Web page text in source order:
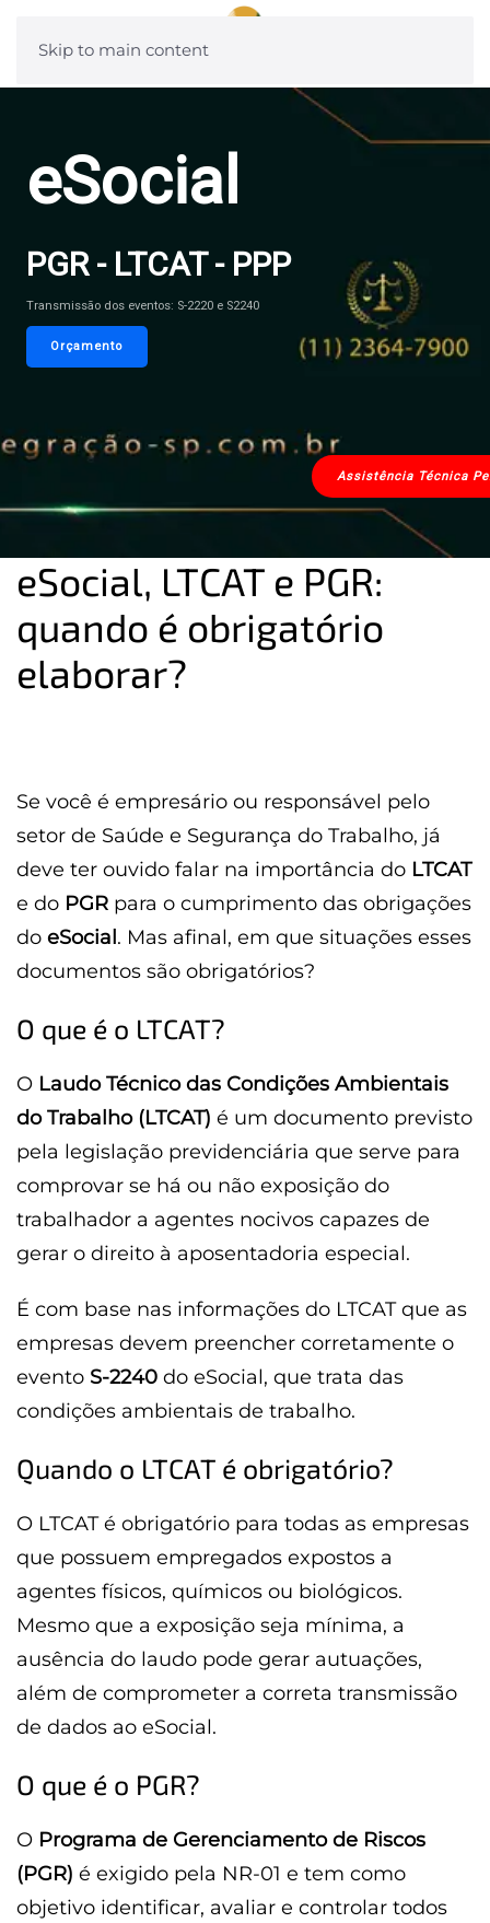
Skip to main content
eSocial
PGR - LTCAT - PPP
Transmissão dos eventos: S-2220 e S2240
Orçamento
Assistência Técnica
eSocial, LTCAT e PGR:
quando é obrigatório
elaborar?
Se você é empresário ou responsável pelo
setor de Saúde e Segurança do Trabalho, já
deve ter ouvido falar na importância do LTCAT
e do PGR para o cumprimento das obrigações
do eSocial . Mas afinal, em que situações esses
documentos são obrigatórios?
O que é o LTCAT?
O Laudo Técnico das Condições Ambientais
do Trabalho (LTCAT) é um documento previsto
pela legislação previdenciária que serve para
comprovar se há ou não exposição do
trabalhador a agentes nocivos capazes de
gerar o direito à aposentadoria especial.
É com base nas informações do LTCAT que as
empresas devem preencher corretamente o
evento S-2240 do eSocial, que trata das
condições ambientais de trabalho.
Quando o LTCAT é obrigatório?
O LTCAT é obrigatório para todas as empresas
que possuem empregados expostos a
agentes físicos, químicos ou biológicos.
Mesmo que a exposição seja mínima, a
ausência do laudo pode gerar autuações,
além de comprometer a correta transmissão
de dados ao eSocial.
O que é o PGR?
O Programa de Gerenciamento de Riscos
(PGR) é exigido pela NR-01 e tem como
objetivo identificar, avaliar e controlar todos